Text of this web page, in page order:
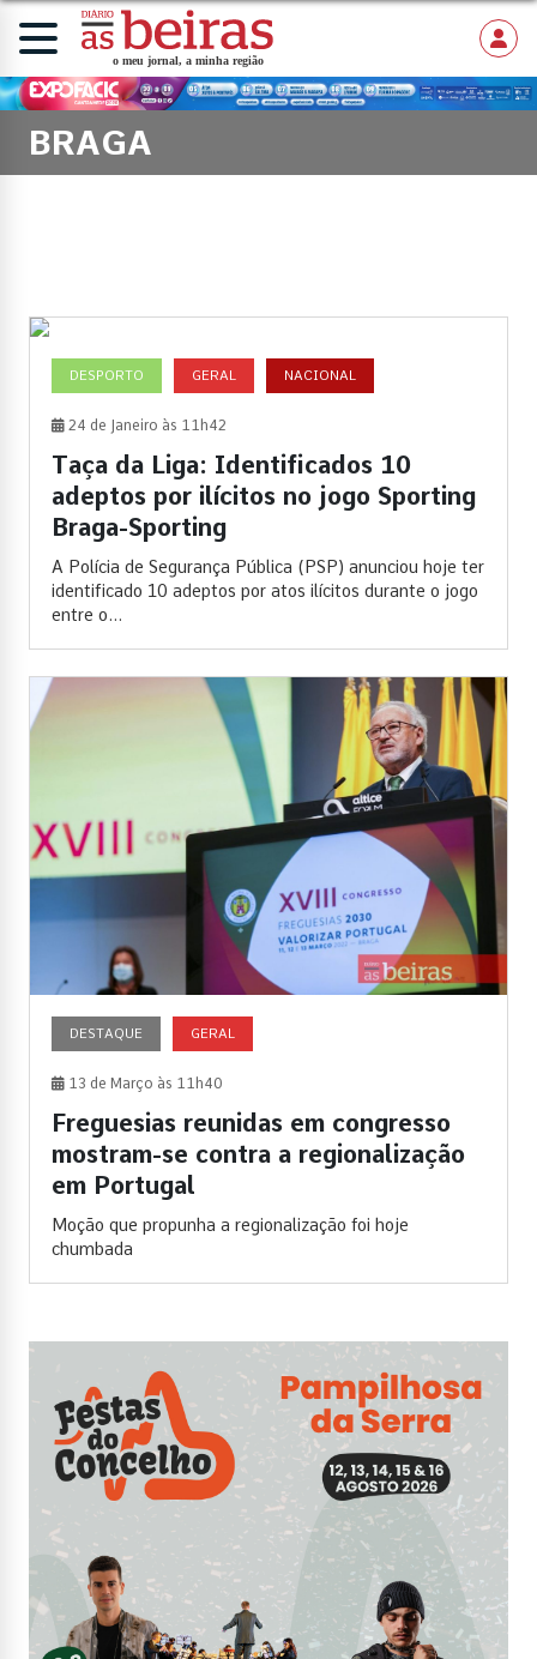
BRAGA
DESPORTO GERAL NACIONAL
24 de Janeiro às 11h42
Taça da Liga: Identificados 10
adeptos por ilícitos no jogo Sporting
Braga-Sporting
A Polícia de Segurança Pública (PSP) anunciou hoje ter
identificado 10 adeptos por atos ilícitos durante o jogo
entre o...
DESTAQUE GERAL
13 de Março às 11h40
Freguesias reunidas em congresso
mostram-se contra a regionalização
em Portugal
Moção que propunha a regionalização foi hoje
chumbada